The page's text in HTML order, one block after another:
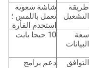
طريقة
التشغيل
شاشة سعوية
تعمل باللمس ؛
استخدم الفأرة
سعة
البيانات
10 جيجا بايت
التوافق
دعم برامج